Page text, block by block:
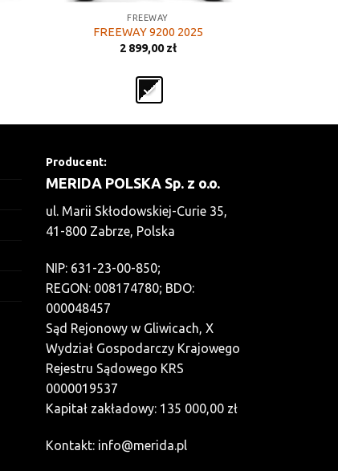
FREEWAY
FREEWAY 9200 2025
2 899,00zł
Producent:
MERIDA POLSKA Sp. z o.o.
ul. Marii Skłodowskiej-Curie 35,
41-800 Zabrze, Polska
NIP: 631-23-00-850;
REGON: 008174780; BDO:
000048457
Sąd Rejonowy w Gliwicach, X
Wydział Gospodarczy Krajowego
Rejestru Sądowego KRS
0000019537
Kapitał zakładowy: 135 000,00 zł
Kontakt: info@merida.pl